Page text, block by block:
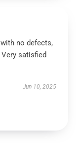
no defects,
satisfied
Jun 10, 2025